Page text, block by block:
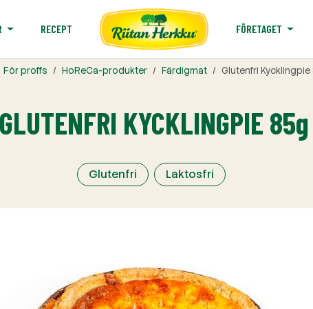
RECEPT FÖRETAGET
För proffs HoReCa-produkter Färdigmat Glutenfri
GLUTENFRI KYCKLINGPIE 85g
Glutenfri Laktosfri